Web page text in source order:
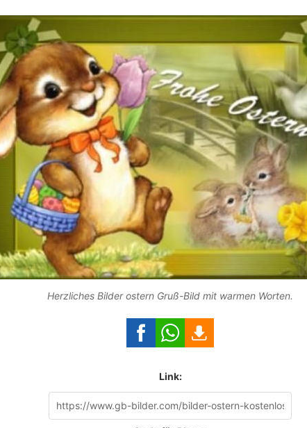
Herzliches Bilder ostern Gruß-Bild mit warmen Worten.
Link: